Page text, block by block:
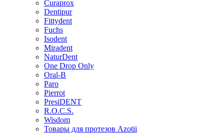
Curaprox
Dentipur
Fittydent
Fuchs
Isodent
Miradent
NaturDent
One Drop Only
Oral-B
Paro
Pierrot
PresiDENT
R.O.C.S.
Wisdom
Товары для протезов Azotii